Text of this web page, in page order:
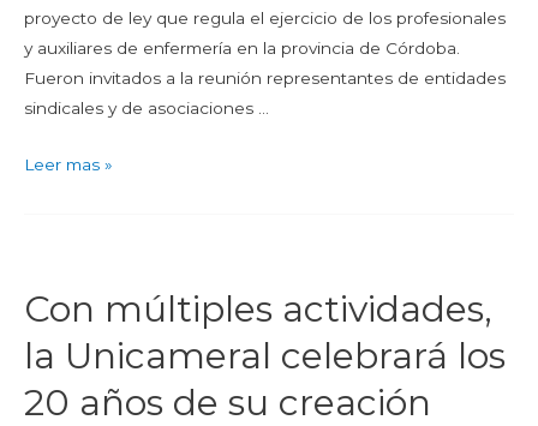
proyecto de ley que regula el ejercicio de los profesionales
y auxiliares de enfermería en la provincia de Córdoba.
Fueron invitados a la reunión representantes de entidades
sindicales y de asociaciones …
Leer mas »
Con múltiples actividades,
la Unicameral celebrará los
20 años de su creación